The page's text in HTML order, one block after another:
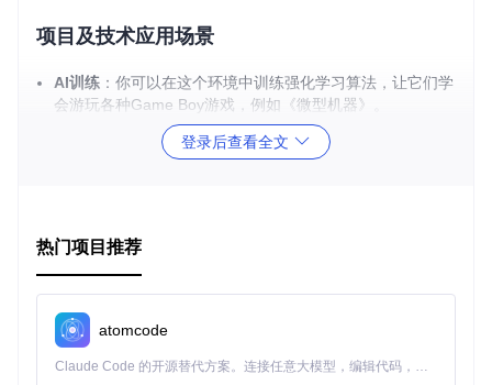
项目及技术应用场景
AI训练 ：你可以在这个环境中训练强化学习算法，让它们学
会游玩各种Game Boy游戏，例如《微型机器》。
：对于游戏设计和人工智能的交叉研究，这是
一个极好的实验平台，可以观察和分析不同策略下的游戏行
项目特点
经典游戏。
易于使用
可视化反馈 ：可以生成GIF动画，直观展示AI的学习过
登录后查看全文
热门项目推荐
atomcode
Claude Code 的开源替代方案。连接任意大模型，编辑代码，运行命令，自动验证 — 全自动执行。用 Rust 构建，极致性能。 ｜ An open-source alternative to Claude Code. Connect any LLM, edit code, run commands, and verify changes — autonomously. Built in Rust for speed. Get Started